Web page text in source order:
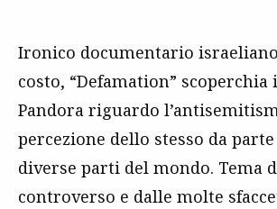
Ironico documentario
costo, “Defamation” scoperchia
Pandora riguardo
percezione dello stesso da
diverse parti del mondo. Tema
controverso e dalle molte